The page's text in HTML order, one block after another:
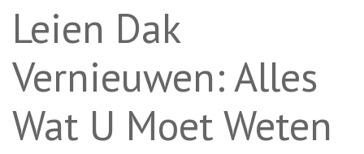
Leien Dak
Vernieuwen: Alles
Wat U Moet Weten